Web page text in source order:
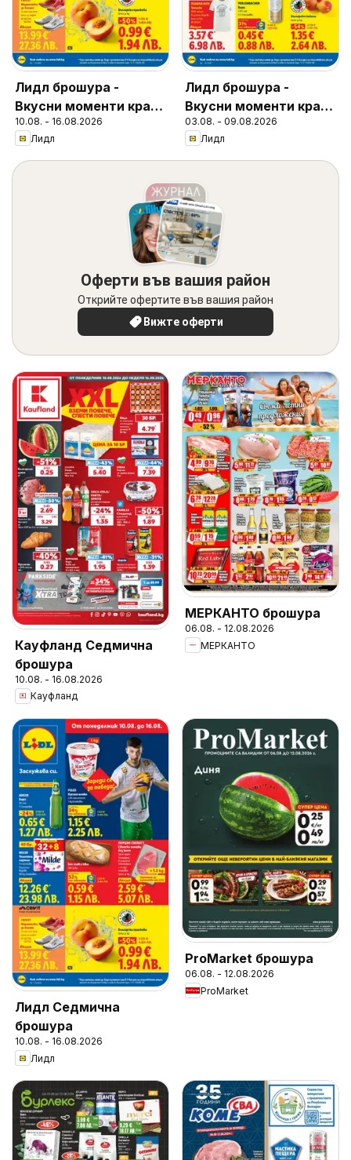
Лидл брошура -
Вкусни моменти край
грила
10.08. - 16.08.2026
Лидл
Лидл брошура -
Вкусни моменти край
грила
03.08. - 09.08.2026
Лидл
Оферти във вашия район
Открийте офертите във вашия район
Вижте оферти
Кауфланд Седмична
брошура
10.08. - 16.08.2026
Кауфланд
МЕРКАНТО брошура
06.08. - 12.08.2026
МЕРКАНТО
Лидл Седмична
брошура
10.08. - 16.08.2026
Лидл
ProMarket брошура
06.08. - 12.08.2026
ProMarket